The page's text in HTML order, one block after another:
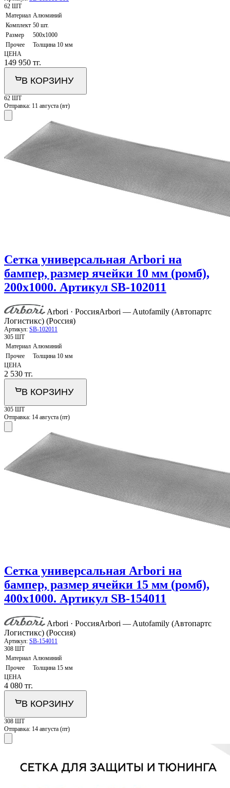
62 ШТ
Материал Алюминий
Комплект 50 шт.
Размер
500х1000
Прочее
Толщина 10 мм
ЦЕНА
149 950 тг.
В КОРЗИНУ
62 ШТ
Отправка: 11 августа (вт)
Сетка универсальная Arbori на
бампер, размер ячейки 10 мм (ромб),
200х1000. Артикул SB-102011
Arbori · РоссияArbori — Autofamily (Автопартс
Логистикс) (Россия)
Артикул: SB-102011
305 ШТ
Материал Алюминий
Прочее
Толщина 10 мм
ЦЕНА
2 530 тг.
В КОРЗИНУ
305 ШТ
Отправка: 14 августа (пт)
Сетка универсальная Arbori на
бампер, размер ячейки 15 мм (ромб),
400х1000. Артикул SB-154011
Arbori · РоссияArbori — Autofamily (Автопартс
Логистикс) (Россия)
Артикул: SB-154011
308 ШТ
Материал Алюминий
Прочее
Толщина 15 мм
ЦЕНА
4 080 тг.
В КОРЗИНУ
308 ШТ
Отправка: 14 августа (пт)